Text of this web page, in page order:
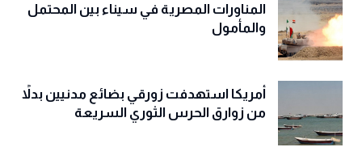
المناورات المصرية في سيناء بين المحتمل
والمأمول
أمريكا استهدفت زورقي بضائع مدنيين بدلاً
من زوارق الحرس الثوري السريعة